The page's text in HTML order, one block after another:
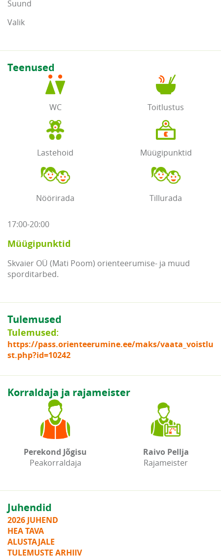
Suund
Valik
Teenused
WC Toitlustus
Lastehoid Müügipunktid
Nöörirada Tillurada
17:00-20:00
Müügipunktid
Skvaier OÜ (Mati Poom) orienteerumise- ja muud
sporditarbed.
Tulemused
Tulemused:
https://pass.orienteerumine.ee/maks/vaata_voistlu
st.php?id=10242
Korraldaja ja rajameister
Perekond Jõgisu
Peakorraldaja
Raivo Pellja
Rajameister
Juhendid
2026 JUHEND
HEA TAVA
ALUSTAJALE
TULEMUSTE ARHIIV